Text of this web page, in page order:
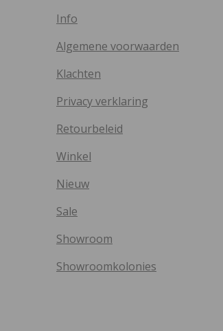
Info
Algemene voorwaarden
Klachten
Privacy verklaring
Retourbeleid
Winkel
Nieuw
Sale
Showroom
Showroomkolonies